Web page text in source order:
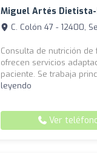
Miguel Artés
C. Colón 47 - 12400,
Consulta de nutrición
ofrecen servicios
paciente. Se trabaja
leyendo
Ver